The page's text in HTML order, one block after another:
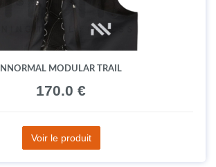
NNORMAL MODULAR TRAIL
170.0 €
Voir le produit